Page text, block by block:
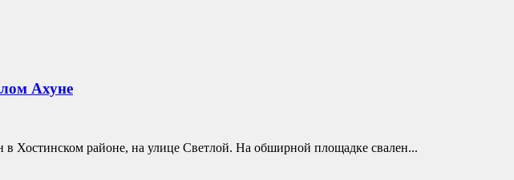
Ахуне
районе, на улице Светлой. На обширной площадке свален...